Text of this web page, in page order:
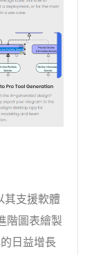
支援軟體
階圖表繪製
日益增長